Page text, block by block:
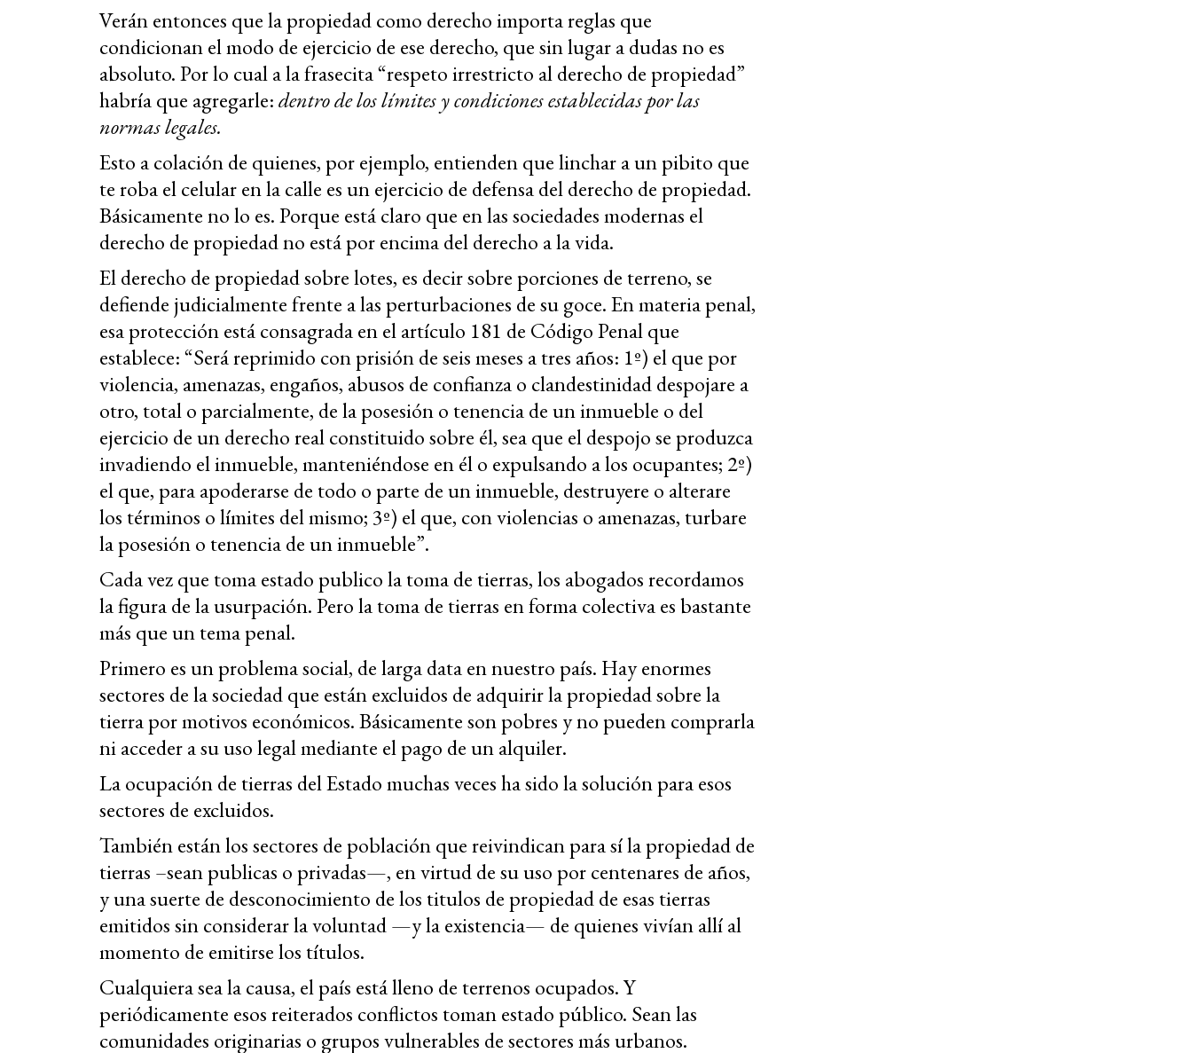
Verán entonces que la propiedad como derecho importa reglas que
condicionan el modo de ejercicio de ese derecho, que sin lugar a dudas no es
absoluto. Por lo cual a la frasecita “respeto irrestricto al derecho de propiedad”
habría que agregarle:dentro de los límites y condiciones establecidas por las
normas legales.
Esto a colación de quienes, por ejemplo, entienden que linchar a un pibito que
te roba el celular en la calle es un ejercicio de defensa del derecho de propiedad.
Básicamente no lo es. Porque está claro que en las sociedades modernas el
derecho de propiedad no está por encima del derecho a la vida.
El derecho de propiedad sobre lotes, es decir sobre porciones de terreno, se
defiende judicialmente frente a las perturbaciones de su goce. En materia penal,
esa protección está consagrada en el artículo 181 de Código Penal que
establece: “Será reprimido con prisión de seis meses a tres años: 1º) el que por
violencia, amenazas, engaños, abusos de confianza o clandestinidad despojare a
otro, total o parcialmente, de la posesión o tenencia de un inmueble o del
ejercicio de un derecho real constituido sobre él, sea que el despojo se produzca
invadiendo el inmueble, manteniéndose en él o expulsando a los ocupantes; 2º)
el que, para apoderarse de todo o parte de un inmueble, destruyere o alterare
los términos o límites del mismo; 3º) el que, con violencias o amenazas, turbare
la posesión o tenencia de un inmueble”.
Cada vez que toma estado publico la toma de tierras, los abogados recordamos
la figura de la usurpación. Pero la toma de tierras en forma colectiva es bastante
más que un tema penal.
Primero es un problema social, de larga data en nuestro país. Hay enormes
sectores de la sociedad que están excluidos de adquirir la propiedad sobre la
tierra por motivos económicos. Básicamente son pobres y no pueden comprarla
ni acceder a su uso legal mediante el pago de un alquiler.
La ocupación de tierras del Estado muchas veces ha sido la solución para esos
sectores de excluidos.
También están los sectores de población que reivindican para sí la propiedad de
tierras –sean publicas o privadas—, en virtud de su uso por centenares de años,
y una suerte de desconocimiento de los titulos de propiedad de esas tierras
emitidos sin considerar la voluntad —y la existencia— de quienes vivían allí al
momento de emitirse los títulos.
Cualquiera sea la causa, el país está lleno de terrenos ocupados. Y
periódicamente esos reiterados conflictos toman estado público. Sean las
comunidades originarias o grupos vulnerables de sectores más urbanos.